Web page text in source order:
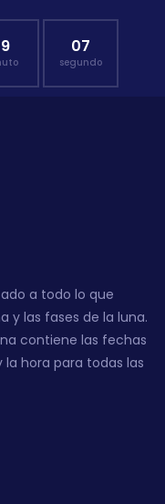
06
segundo
a todo lo que
y las fases de la luna.
contiene las fechas
hora para todas las